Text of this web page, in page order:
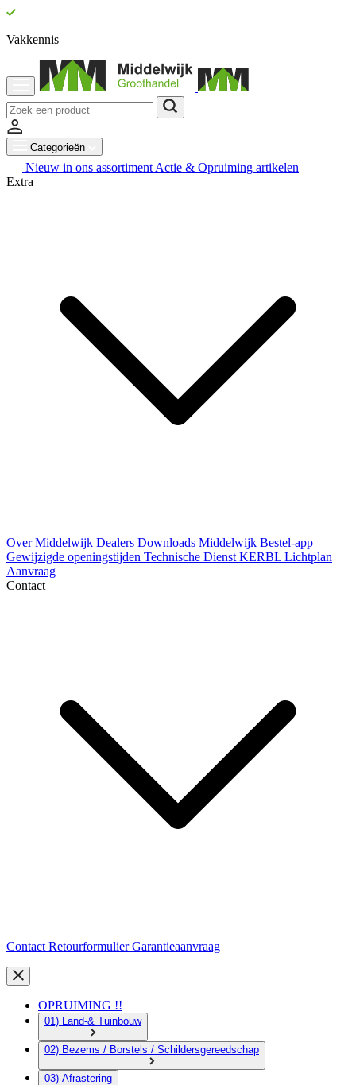
Vakkennis
Categorieën
Nieuw in ons assortiment Actie & Opruiming artikelen
Extra
Over Middelwijk Dealers Downloads Middelwijk Bestel-app
Gewijzigde openingstijden Technische Dienst KERBL Lichtplan
Aanvraag
Contact
Contact RetourformulierGarantieaanvraag
OPRUIMING !!
01) Land-& Tuinbouw
02) Bezems / Borstels / Schildersgereedschap
03) Afrastering